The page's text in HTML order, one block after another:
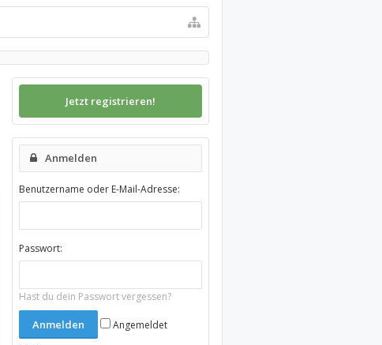
Jetzt registrieren!
Anmelden
Benutzername oder E-Mail-Adresse:
Passwort:
Hast du dein Passwort vergessen?
Angemeldet